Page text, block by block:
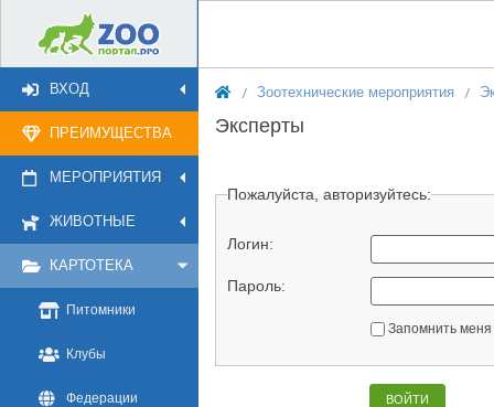
ВХОД
ПРЕИМУЩЕСТВА
МЕРОПРИЯТИЯ
ЖИВОТНЫЕ
КАРТОТЕКА
Питомники
Клубы
Федерации
Зоотехнические мероприятия
Эксперты
Пожалуйста, авторизуйтесь:
Логин:
Пароль:
Запомнить